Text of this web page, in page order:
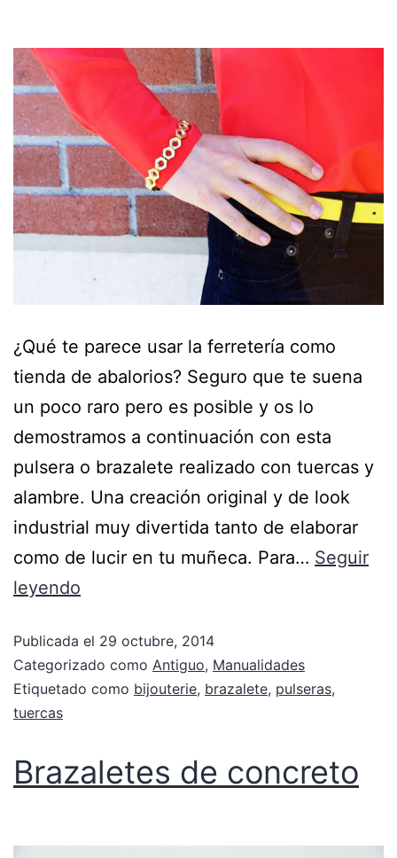
¿Qué te parece usar la ferretería como
tienda de abalorios? Seguro que te suena
un poco raro pero es posible y os lo
demostramos a continuación con esta
pulsera o brazalete realizado con tuercas y
alambre. Una creación original y de look
industrial muy divertida tanto de elaborar
como de lucir en tu muñeca. Para… Seguir
leyendo
Publicada el 29 octubre, 2014
Categorizado como Antiguo, Manualidades
Etiquetado como bijouterie, brazalete, pulseras,
tuercas
Brazaletes de concreto